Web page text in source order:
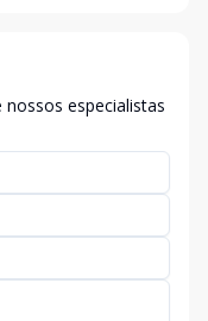
especialistas